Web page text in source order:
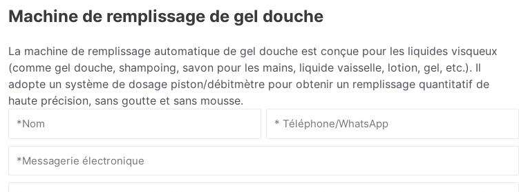
Machine de remplissage de gel douche
La machine de remplissage automatique de gel douche est conçue pour les liquides visqueux
(comme gel douche, shampoing, savon pour les mains, liquide vaisselle, lotion, gel, etc.). Il
adopte un système de dosage piston/débitmètre pour obtenir un remplissage quantitatif de
haute précision, sans goutte et sans mousse.